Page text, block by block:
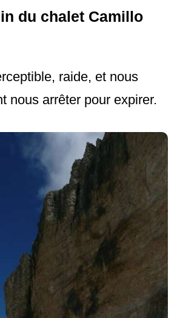
du chalet Camillo
raide, et nous
nous arrêter pour expirer.